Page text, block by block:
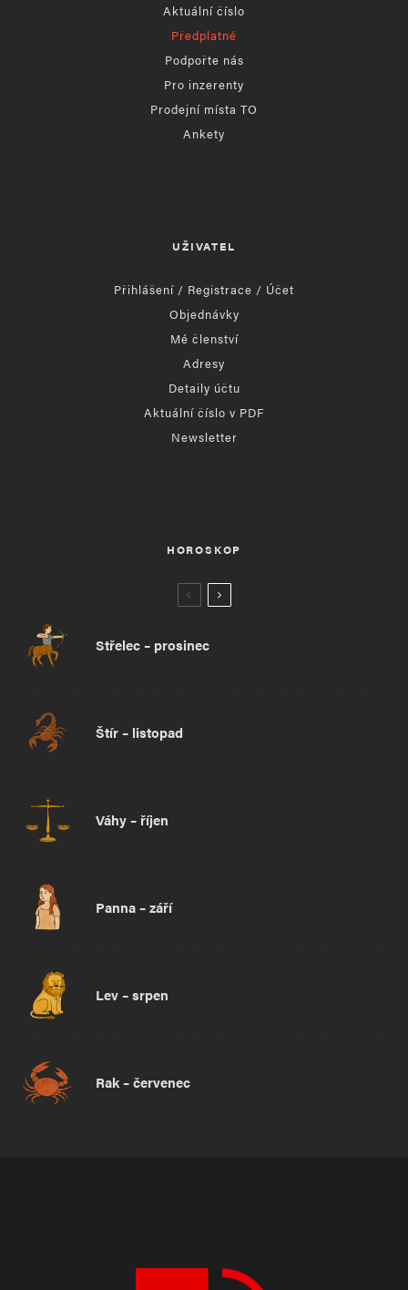
Aktuální číslo
Předplatné
Podpořte nás
Pro inzerenty
Prodejní místa TO
Ankety
UŽIVATEL
Přihlášení / Registrace / Účet
Objednávky
Mé členství
Adresy
Detaily účtu
Aktuální číslo v PDF
Newsletter
HOROSKOP
Střelec – prosinec
Štír – listopad
Váhy – říjen
Panna – září
Lev – srpen
Rak – červenec